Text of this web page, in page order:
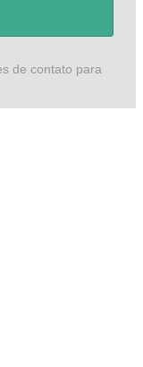
de contato para